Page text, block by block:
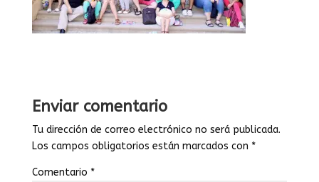
Enviar comentario
Tu dirección de correo electrónico no será publicada.
Los campos obligatorios están marcados con *
Comentario *